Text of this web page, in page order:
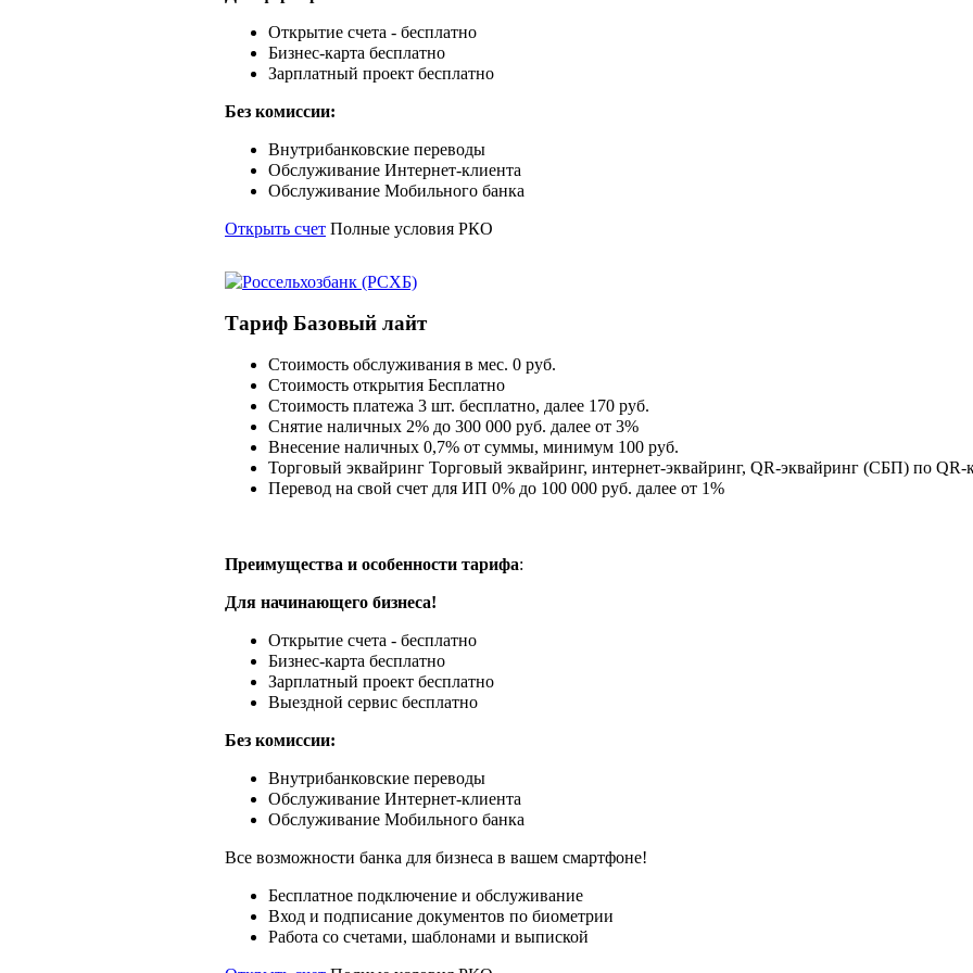
Открытие счета - бесплатно
Бизнес-карта бесплатно
Зарплатный проект бесплатно
Без комиссии:
Внутрибанковские переводы
Обслуживание Интернет-клиента
Обслуживание Мобильного банка
Открыть счет Полные условия РКО
Тариф Базовый лайт
Стоимость обслуживания в мес. 0 руб.
Стоимость открытия Бесплатно
Стоимость платежа 3 шт. бесплатно, далее 170 руб.
Снятие наличных 2% до 300 000 руб. далее от 3%
Внесение наличных 0,7% от суммы, минимум 100 руб.
Торговый эквайринг Торговый эквайринг, интернет-эквайринг, QR-эквайринг (СБП) по QR-
Перевод на свой счет для ИП 0% до 100 000 руб. далее от 1%
Преимущества и особенности тарифа:
Для начинающего бизнеса!
Открытие счета - бесплатно
Бизнес-карта бесплатно
Зарплатный проект бесплатно
Выездной сервис бесплатно
Без комиссии:
Внутрибанковские переводы
Обслуживание Интернет-клиента
Обслуживание Мобильного банка
Все возможности банка для бизнеса в вашем смартфоне!
Бесплатное подключение и обслуживание
Вход и подписание документов по биометрии
Работа со счетами, шаблонами и выпиской